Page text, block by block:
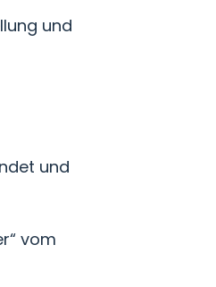
und
und
vom